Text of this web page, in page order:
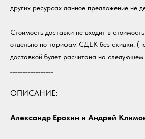
других ресурсах данное предложение не
Стоимость доставки не входит в
отдельно по тарифам СДЕК без скидки.
доставкой будет расчитана на
ОПИСАНИЕ:
Александр Ерохин и Андрей